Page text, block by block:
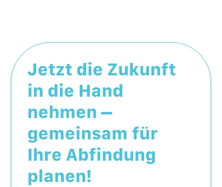
Jetzt die Zukunft
in die Hand
nehmen –
gemeinsam für
Ihre Abfindung
planen!